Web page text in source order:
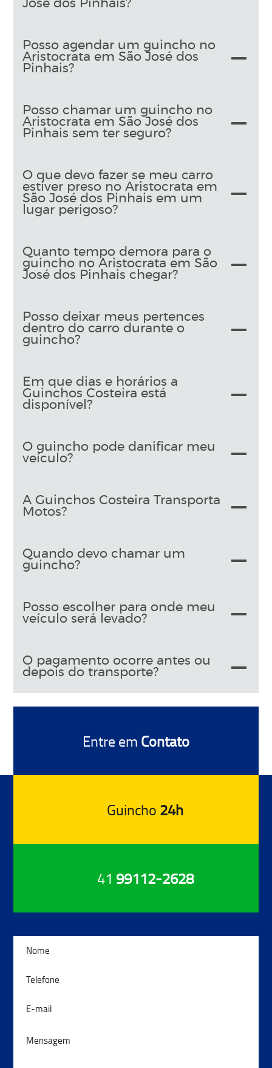
José dos Pinhais?
Posso agendar um guincho no
Aristocrata em São José dos
Pinhais?
Posso chamar um guincho no
Aristocrata em São José dos
Pinhais sem ter seguro?
O que devo fazer se meu carro
estiver preso no Aristocrata em
São José dos Pinhais em um
lugar perigoso?
Quanto tempo demora para o
guincho no Aristocrata em São
José dos Pinhais chegar?
Posso deixar meus pertences
dentro do carro durante o
guincho?
Em que dias e horários a
Guinchos Costeira está
disponível?
O guincho pode danificar meu
veículo?
A Guinchos Costeira Transporta
Motos?
Quando devo chamar um
guincho?
Posso escolher para onde meu
veículo será levado?
O pagamento ocorre antes ou
depois do transporte?
Guincho 24h
Entre em Contato
41 99112-2628